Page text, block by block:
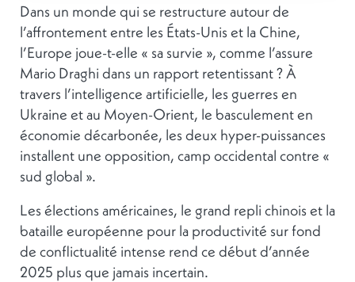
Dans un monde qui se restructure autour de
l’affrontement entre les États-Unis et la Chine,
l’Europe joue-t-elle « sa survie », comme l’assure
Mario Draghi dans un rapport retentissant ? À
travers l’intelligence artificielle, les guerres en
Ukraine et au Moyen-Orient, le basculement en
économie décarbonée, les deux hyper-puissances
installent une opposition, camp occidental contre «
sud global ».
Les élections américaines, le grand repli chinois et la
bataille européenne pour la productivité sur fond
de conflictualité intense rend ce début d’année
2025 plus que jamais incertain.